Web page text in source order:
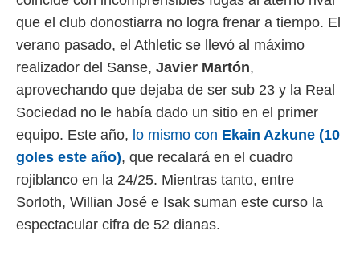
que el club donostiarra no logra frenar a tiempo. El
verano pasado, el Athletic se llevó al máximo
realizador del Sanse, Javier Martón,
aprovechando que dejaba de ser sub 23 y la Real
Sociedad no le había dado un sitio en el primer
equipo. Este año, lo mismo con Ekain Azkune (10
goles este año), que recalará en el cuadro
rojiblanco en la 24/25. Mientras tanto, entre
Sorloth, Willian José e Isak suman este curso la
espectacular cifra de 52 dianas.